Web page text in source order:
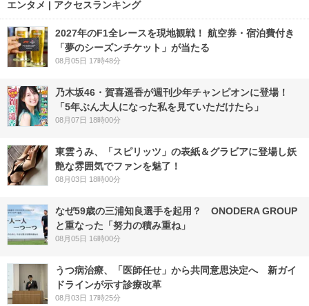
エンタメ | アクセスランキング
2027年のF1全レースを現地観戦！ 航空券・宿泊費付き
「夢のシーズンチケット」が当たる
08月05日 17時48分
乃木坂46・賀喜遥香が週刊少年チャンピオンに登場！
「5年ぶん大人になった私を見ていただけたら」
08月07日 18時00分
東雲うみ、「スピリッツ」の表紙＆グラビアに登場し妖
艶な雰囲気でファンを魅了！
08月03日 18時00分
なぜ59歳の三浦知良選手を起用？ ONODERA GROUP
と重なった「努力の積み重ね」
08月05日 16時00分
うつ病治療、「医師任せ」から共同意思決定へ 新ガイ
ドラインが示す診療改革
08月03日 17時25分